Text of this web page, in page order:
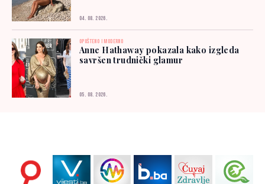
04. 08. 2026.
OPUŠTENO I MODERNO
Anne Hathaway pokazala kako izgleda
savršen trudnički glamur
05. 08. 2026.